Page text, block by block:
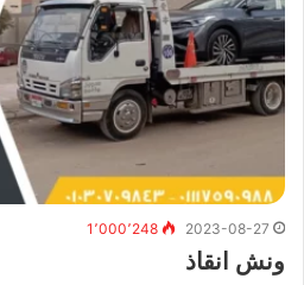
2023-08-27 1٬000٬248
ونش انقاذ